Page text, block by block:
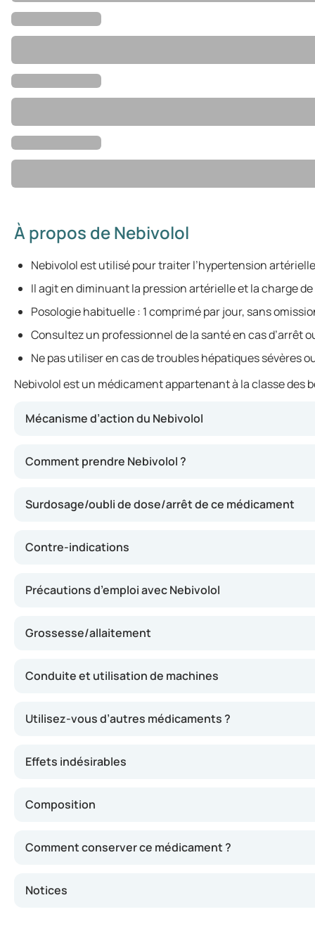
À propos de Nebivolol
Nebivolol est utilisé pour traiter l’hypertension
Il agit en diminuant la pression artérielle et la charge
Posologie habituelle : 1 comprimé par jour, sans
Consultez un professionnel de la santé en cas d’arrêt
Ne pas utiliser en cas de troubles hépatiques sévères
Nebivolol est un médicament appartenant à la classe
Mécanisme d’action du Nebivolol
Comment prendre Nebivolol ?
Surdosage/oubli de dose/arrêt de ce médicament
Contre-indications
Précautions d’emploi avec Nebivolol
Grossesse/allaitement
Conduite et utilisation de machines
Utilisez-vous d’autres médicaments ?
Effets indésirables
Composition
Comment conserver ce médicament ?
Notices